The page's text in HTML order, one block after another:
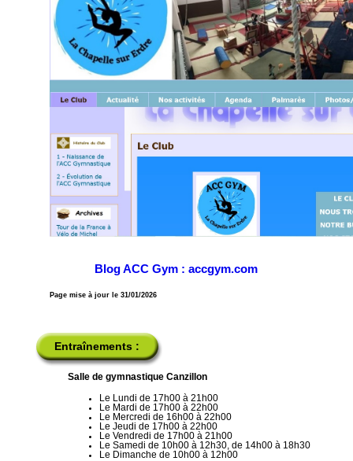
Blog ACC Gym : accgym.com
Page mise à jour le 31/01/2026
Entraînements :
Salle de gymnastique Canzillon
Le Lundi de 17h00 à 21h00
Le Mardi de 17h00 à 22h00
Le Mercredi de 16h00 à 22h00
Le Jeudi de 17h00 à 22h00
Le Vendredi de 17h00 à 21h00
Le Samedi de 10h00 à 12h30, de 14h00 à 18h30
Le Dimanche de 10h00 à 12h00